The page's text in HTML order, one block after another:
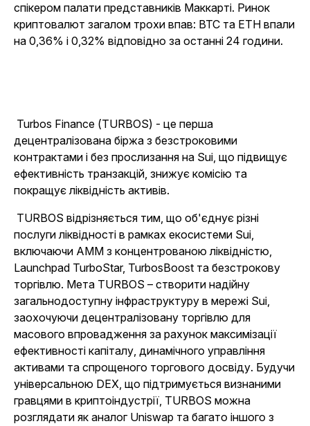
спікером палати представників Маккарті. Ринок
криптовалют загалом трохи впав: BTC та ETH впали
на 0,36% і 0,32% відповідно за останні 24 години.
Turbos Finance (TURBOS) - це перша
децентралізована біржа з безстроковими
контрактами і без прослизання на Sui, що підвищує
ефективність транзакцій, знижує комісію та
покращує ліквідність активів.
TURBOS відрізняється тим, що об'єднує різні
послуги ліквідності в рамках екосистеми Sui,
включаючи AMM з концентрованою ліквідністю,
Launchpad TurboStar, TurbosBoost та безстрокову
торгівлю. Мета TURBOS – створити надійну
загальнодоступну інфраструктуру в мережі Sui,
заохочуючи децентралізовану торгівлю для
масового впровадження за рахунок максимізації
ефективності капіталу, динамічного управління
активами та спрощеного торгового досвіду. Будучи
універсальною DEX, що підтримується визнаними
гравцями в криптоіндустрії, TURBOS можна
розглядати як аналог Uniswap та багато іншого з